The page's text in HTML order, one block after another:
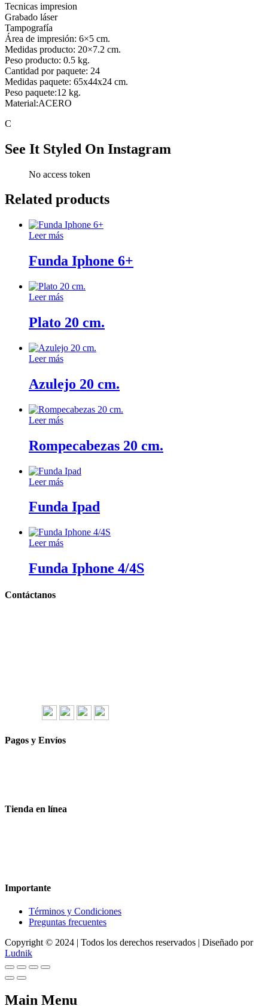
Tecnicas impresion
Grabado láser
Tampografía
Área de impresión: 6×5 cm.
Medidas producto: 20×7.2 cm.
Peso producto: 0.5 kg.
Cantidad por paquete: 24
Medidas paquete: 65x44x24 cm.
Peso paquete:12 kg.
Material:ACERO
C
See It Styled On Instagram
No access token
Related products
Leer más
Funda Iphone 6+
Leer más
Plato 20 cm.
Leer más
Azulejo 20 cm.
Leer más
Rompecabezas 20 cm.
Leer más
Funda Ipad
Leer más
Funda Iphone 4/4S
Contáctanos
Pagos y Envíos
Tienda en línea
Importante
Términos y Condiciones
Preguntas frecuentes
Copyright © 2024 | Todos los derechos reservados | Diseñado por
Ludnik
Main Menu